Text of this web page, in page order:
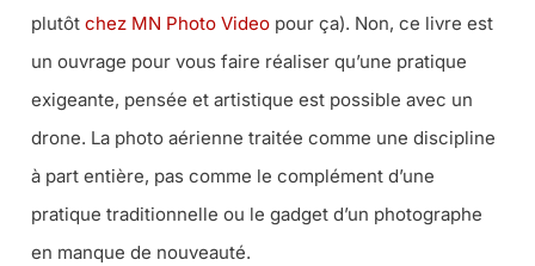
plutôt chez MN Photo Video pour ça). Non, ce livre est
un ouvrage pour vous faire réaliser qu’une pratique
exigeante, pensée et artistique est possible avec un
drone. La photo aérienne traitée comme une discipline
à part entière, pas comme le complément d’une
pratique traditionnelle ou le gadget d’un photographe
en manque de nouveauté.